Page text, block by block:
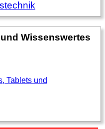
Wissenswertes
Tablets und